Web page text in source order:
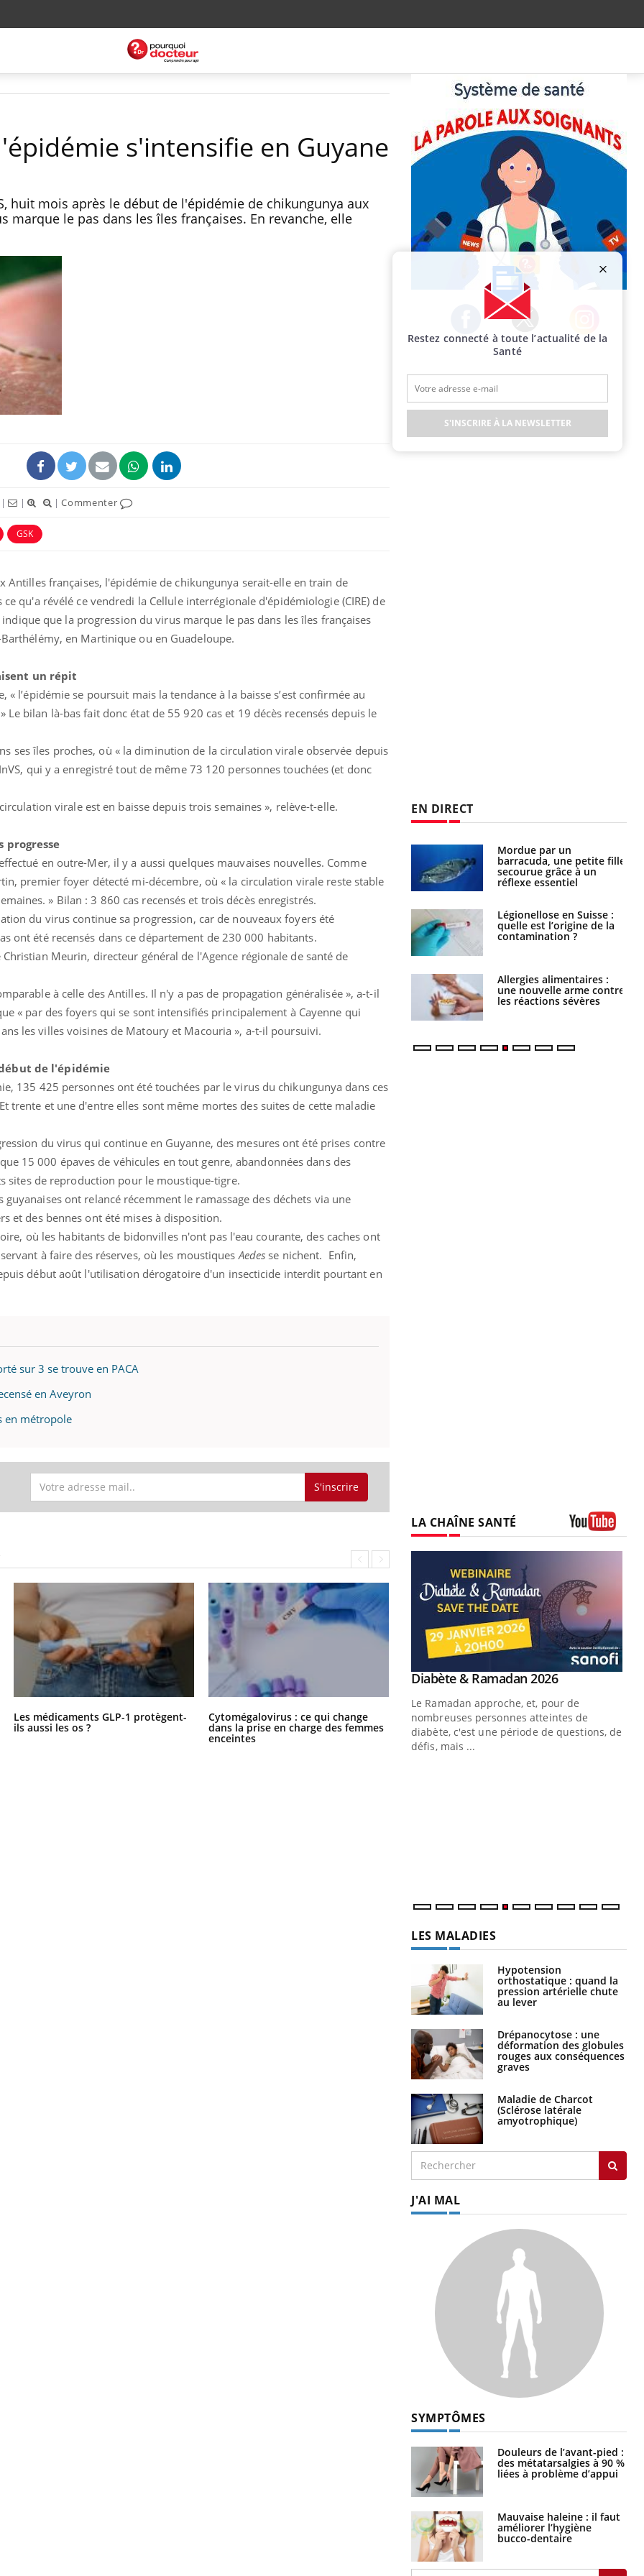
s'intensifie en Guyane
huit mois après le début de l'épidémie de chikungunya aux
marque le pas dans les îles françaises. En revanche, elle
| | |Commenter
GSK
Antilles françaises, l'épidémie de chikungunya serait-elle en train de
qu'a révélé ce vendredi la Cellule interrégionale d'épidémiologie (CIRE) de
que la progression du virus marque le pas dans les îles françaises
en Martinique ou en Guadeloupe.
un répit
l’épidémie se poursuit mais la tendance à la baisse s’est confirmée au
Le bilan là-bas fait donc état de 55 920 cas et 19 décès recensés depuis le
ses îles proches, où « la diminution de la circulation virale observée depuis
qui y a enregistré tout de même 73 120 personnes touchées (et donc
virale est en baisse depuis trois semaines », relève-t-elle.
progresse
en outre-Mer, il y a aussi quelques mauvaises nouvelles. Comme
premier foyer détecté mi-décembre, où « la circulation virale reste stable
» Bilan : 3 860 cas recensés et trois décès enregistrés.
du virus continue sa progression, car de nouveaux foyers été
ont été recensés dans ce département de 230 000 habitants.
Meurin, directeur général de l'Agence régionale de santé de
à celle des Antilles. Il n'y a pas de propagation généralisée », a-t-il
« par des foyers qui se sont intensifiés principalement à Cayenne qui
les villes voisines de Matoury et Macouria », a-t-il poursuivi.
de l'épidémie
135 425 personnes ont été touchées par le virus du chikungunya dans ces
trente et une d'entre elles sont même mortes des suites de cette maladie
du virus qui continue en Guyanne, des mesures ont été prises contre
15 000 épaves de véhicules en tout genre, abandonnées dans des
sites de reproduction pour le moustique-tigre.
ont relancé récemment le ramassage des déchets via une
et des bennes ont été mises à disposition.
où les habitants de bidonvilles n'ont pas l'eau courante, des caches ont
à faire des réserves, où les moustiques Aedes se nichent. Enfin,
début août l'utilisation dérogatoire d'un insecticide interdit pourtant en
sur 3 se trouve en PACA
en Aveyron
en métropole
S'inscrire
Les médicaments GLP-1 protègent-
ils aussi les os ?
Cytomégalovirus : ce qui change
dans la prise en charge des femmes
enceintes
La sieste empêche-t-elle de dormir
la nuit ?
Facebook Twitter Instagram
EN DIRECT
que dit la science
Le smartphone nuit-il à
l'apprentissage de la
lecture ?
vacances, elle reste dans
le coma pendant 42 jours
Mordue par un
barracuda, une petite fille
secourue grâce à un
réflexe essentiel
Légionellose en Suisse :
quelle est l’origine de la
contamination ?
Allergies alimentaires :
une nouvelle arme contre
les réactions sévères
Comment gérer le
sommeil des enfants en
vacances ?
Bilan prévention : ce que
les kinés pourront
bientôt faire
TDAH : quel est ce
traitement autorisé aux
États-Unis ?
LA CHAÎNE SANTÉ
Chronique des Mains : se
pour l’été !Youtube
arrive… et avec lui, un tout nouveau
de vie ! Vacances, plage, piscine,
Youtube
Diabète & Ramadan 2026Youtube
Le Ramadan approche, et, pour de
nombreuses personnes atteintes de
diabète, c'est une période de questions, de
défis, mais ...
LES MALADIES
Hypotension
orthostatique : quand la
pression artérielle chute
au lever
Drépanocytose : une
déformation des globules
rouges aux conséquences
graves
Maladie de Charcot
(Sclérose latérale
amyotrophique)
J'AI MAL
SYMPTÔMES
Douleurs de l’avant-pied :
des métatarsalgies à 90 %
liées à problème d’appui
Mauvaise haleine : il faut
améliorer l’hygiène
bucco-dentaire
Restez connecté à toute l’actualité de la
Santé
S'INSCRIRE À LA NEWSLETTER